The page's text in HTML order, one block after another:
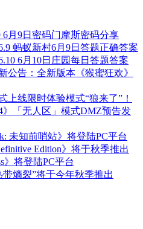
月9日密码门摩斯密码分享
蚂蚁新村6月9日答题正确答案
6月10日庄园每日答题答案
公告：全新版本《猴蜜狂欢》
上线限时体验模式“狼来了”！
》「无人区」模式DMZ预告发
未知前哨站》将登陆PC平台
Edition》将于秋季推出
》将登陆PC平台
带熵裂”将于今年秋季推出